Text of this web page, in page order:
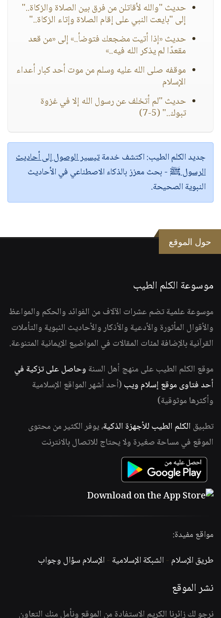
حديث "والله لأقاتلن من فرق بين الصلاة والزكاة.."
إلى "بايعت النبي على إقام الصلاة وإتاء الزكاة.."
حديث «إذا أتيت مضجعك فتوضأ..» إلى «من قعد
مقعدًا لم يذكر الله فيه..»
موقفه صلى الله عليه وسلم من موت أحد كبار أعداء
الإسلام
حديث "لم أتخلف عن رسول الله إلا في غزوة
تبوك.." (5-7)
جديد الكلم الطيب:اكتشف خدمةتيسير الوصول إلى أحاديث
الرسول ﷺ - بحث معزز بالذكاء الاصطناعي في الأحاديث
النبوية الصحيحة.
حول الموقع
موسوعة الكلم الطيب
موسوعة علمية تضم عشرات الآلاف من الفوائد والحكم والمواعظ
والأقوال المأثورة والأدعية والأذكار والأحاديث النبوية والتأملات
القرآنية بالإضافة لمئات المقالات في المواضيع الإيمانية المتنوعة.
موقع الكلم الطيب على منهج أهل السنة وحاصل على تزكية في
أحد فتاوى موقع إسلام ويب (أحد أشهر المواقع الإسلامية
وأكثرها موثوقية)
تطبيق الكلم الطيب للأجهزة الذكية، يوفر الكثير من محتوى
الموقع في مساحة صغيرة ولا يحتاج للاتصال بالانترنت
مواقع مفيدة:
طريق الإسلام -الشبكة الإسلامية -الإسلام سؤال وجواب
نشر الموقع
نرجو لك زائرنا الكريم الاستفادة من الموقع ونأمل منك التعاون